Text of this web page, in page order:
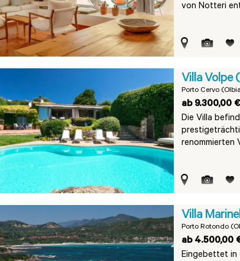
von Notteri
Villa Volpe
Porto Cervo
ab 9.300,00
Die Villa
renommierten
Villa
Porto Rotondo
ab 4.500,00
Eingebettet in